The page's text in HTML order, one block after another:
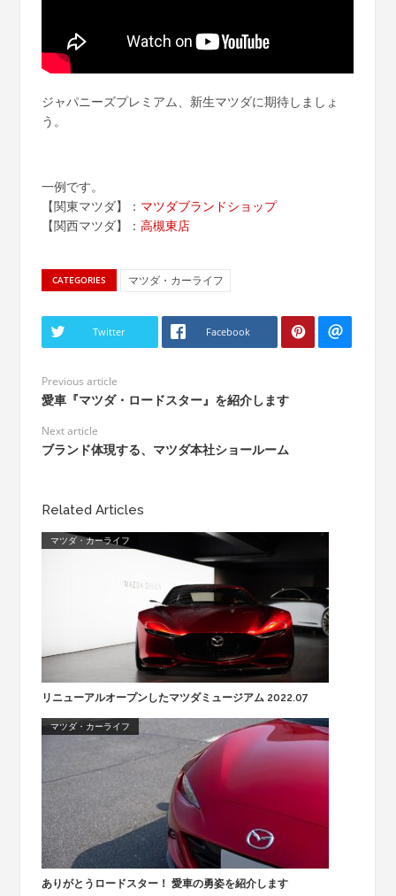
ジャパニーズプレミアム、新生マツダに期待しましょ
う。
一例です。
【関東マツダ】： マツダブランドショップ
【関西マツダ】： 高槻東店
CATEGORIES マツダ・カーライフ
Twitter Facebook
Previous article
愛車『マツダ・ロードスター』を紹介します
Next article
ブランド体現する、マツダ本社ショールーム
Related Articles
マツダ・カーライフ
リニューアルオープンしたマツダミュージアム 2022.07
マツダ・カーライフ
ありがとうロードスター！ 愛車の勇姿を紹介します